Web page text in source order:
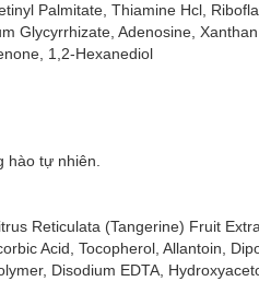
hiệu quả, mang lại làn da
luôn nằm top mặt nạ yêu
30ml
có tác dụng làm sáng da, cải
Niacinamide còn tăng cường
dịu da.
Palmitate, Thiamine Hcl,
Glycyrrhizate, Adenosine, Xanthan
1,2-Hexanediol
hào tự nhiên.
Reticulata (Tangerine) Fruit
Acid, Tocopherol, Allantoin,
Disodium EDTA,